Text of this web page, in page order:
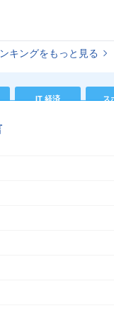
キングをもっと見る
IT 経済 ス